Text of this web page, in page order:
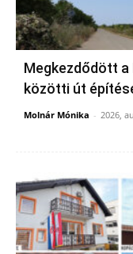
Megkezdődött
közötti út
Molnár Mónika - 2026,